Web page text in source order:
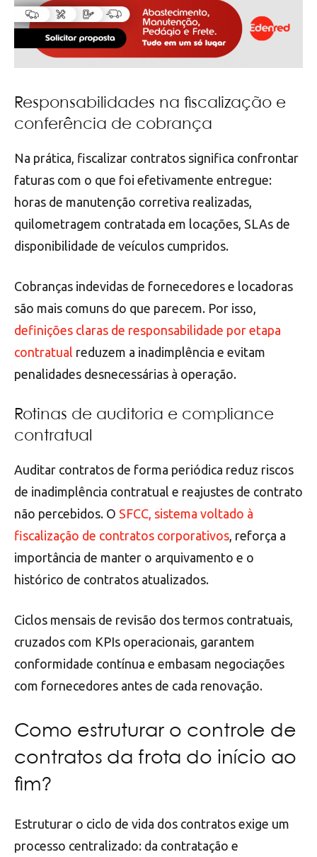
Responsabilidades na fiscalização e
conferência de cobrança
Na prática, fiscalizar contratos significa confrontar
faturas com o que foi efetivamente entregue:
horas de manutenção corretiva realizadas,
quilometragem contratada em locações, SLAs de
disponibilidade de veículos cumpridos.
Cobranças indevidas de fornecedores e locadoras
são mais comuns do que parecem. Por isso,
definições claras de responsabilidade por etapa
contratual reduzem a inadimplência e evitam
penalidades desnecessárias à operação.
Rotinas de auditoria e compliance
contratual
Auditar contratos de forma periódica reduz riscos
de inadimplência contratual e reajustes de contrato
não percebidos. O SFCC, sistema voltado à
fiscalização de contratos corporativos, reforça a
importância de manter o arquivamento e o
histórico de contratos atualizados.
Ciclos mensais de revisão dos termos contratuais,
cruzados com KPIs operacionais, garantem
conformidade contínua e embasam negociações
com fornecedores antes de cada renovação.
Como estruturar o controle de
contratos da frota do início ao
fim?
Estruturar o ciclo de vida dos contratos exige um
processo centralizado: da contratação e